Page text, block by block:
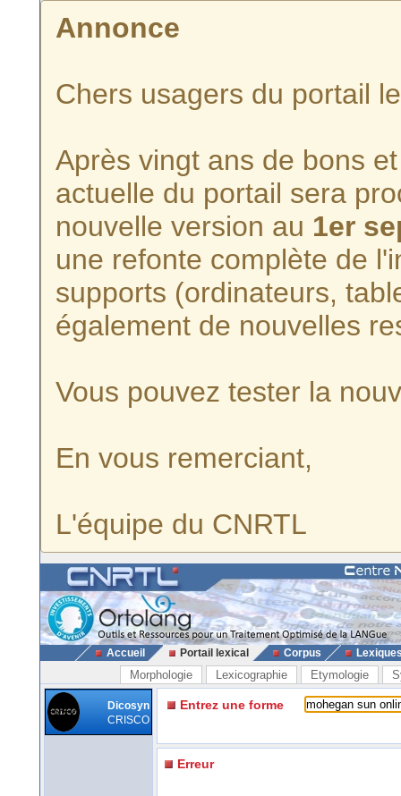
Annonce
Chers usagers du portail
Après vingt ans de bons
actuelle du portail sera
nouvelle version au 1er
une refonte complète de
supports (ordinateurs,
également de nouvelles
Vous pouvez tester la
En vous remerciant,
L'équipe du CNRTL
Accueil Portail lexical Corpus
Morphologie Lexicographie Etymologie
Dicosyn
CRISCO
Entrez une forme
Erreur